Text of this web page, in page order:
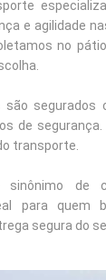
e agilidade
no
são segurados
de
transporte.
de
para quem
segura do